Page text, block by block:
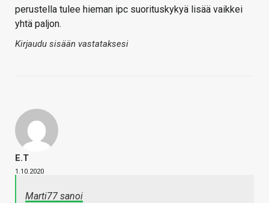
perustella tulee hieman ipc suorituskykyä lisää vaikkei
yhtä paljon.
Kirjaudu sisään vastataksesi
E.T
1.10.2020
Marti77 sanoi